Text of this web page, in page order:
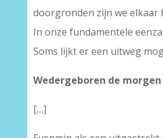
doorgronden zijn we elkaar
In onze fundamentele
Soms lijkt er een uitweg
Wedergeboren de morgen
[…]